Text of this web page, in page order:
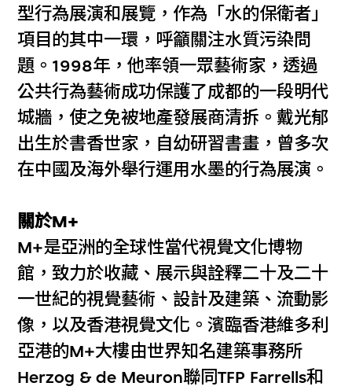
型行為展演和展覽，作為「水的保衛者」
項目的其中一環，呼籲關注水質污染問
題。1998年，他率領一眾藝術家，透過
公共行為藝術成功保護了成都的一段明代
城牆，使之免被地產發展商清拆。戴光郁
出生於書香世家，自幼研習書畫，曾多次
在中國及海外舉行運用水墨的行為展演。
關於M+
M+是亞洲的全球性當代視覺文化博物
館，致力於收藏、展示與詮釋二十及二十
一世紀的視覺藝術、設計及建築、流動影
像，以及香港視覺文化。濱臨香港維多利
亞港的M+大樓由世界知名建築事務所
Herzog & de Meuron聯同TFP Farrells和